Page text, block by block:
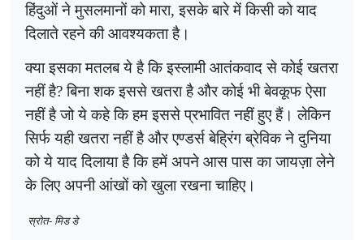
हिंदुओं ने मुसलमानों को मारा, इसके बारे में किसी को याद
दिलाते रहने की आवश्यकता है।
क्या इसका मतलब ये है कि इस्लामी आतंकवाद से कोई खतरा
नहीं है?बिना शक इससे खतरा है और कोई भी बेवकूफ ऐसा
नहीं है जो ये कहे कि हम इससे प्रभावित नहीं हुए हैं। लेकिन
सिर्फ यही खतरा नहीं है और एण्डर्स बेह्रिंग ब्रेविक ने दुनिया
को ये याद दिलाया है कि हमें अपने आस पास का जायज़ा लेने
के लिए अपनी आंखों को खुला रखना चाहिए।
स्रोत- मिड डे